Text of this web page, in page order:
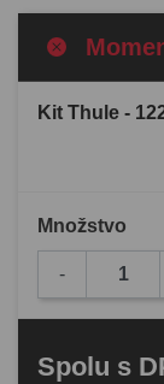
Kit Thule -
Množstvo
-
Spolu s